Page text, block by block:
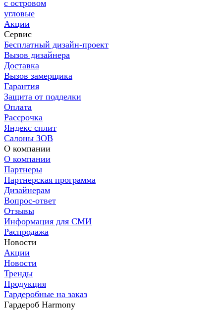
с островом
угловые
Акции
Сервис
Бесплатный дизайн-проект
Вызов дизайнера
Доставка
Вызов замерщика
Гарантия
Защита от подделки
Оплата
Рассрочка
Яндекс сплит
Салоны ЗОВ
О компании
О компании
Партнеры
Партнерская программа
Дизайнерам
Вопрос-ответ
Отзывы
Информация для СМИ
Распродажа
Новости
Акции
Новости
Тренды
Продукция
Гардеробные на заказ
Гардероб Harmony